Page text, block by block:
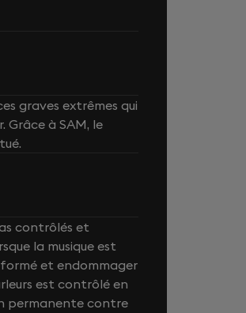
graves extrêmes qui
à SAM, le
contrôlés et
la musique est
et endommager
est contrôlé en
permanente contre